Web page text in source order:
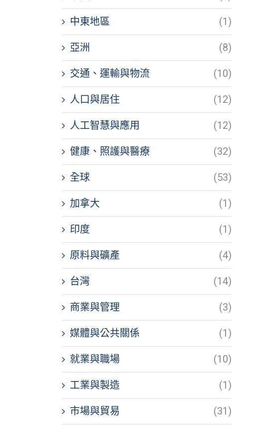
中東地區 (1)
亞洲 (8)
交通、運輸與物流 (10)
人口與居住 (12)
人工智慧與應用 (12)
健康、照護與醫療 (32)
全球 (53)
加拿大 (1)
印度 (1)
原料與礦產 (4)
台灣 (14)
商業與管理 (3)
媒體與公共關係 (1)
就業與職場 (10)
工業與製造 (1)
市場與貿易 (31)